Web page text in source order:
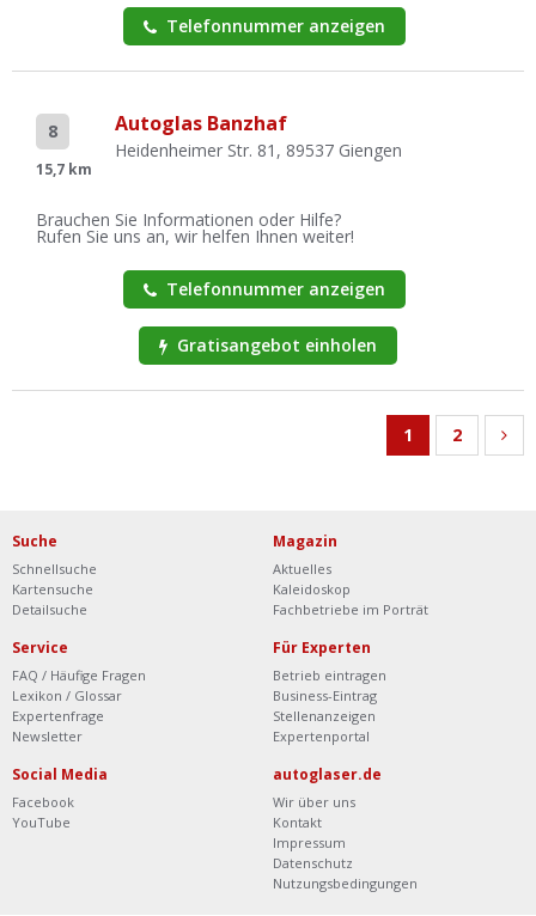
Telefonnummer anzeigen
8
15,7 km
Autoglas Banzhaf
Heidenheimer Str. 81, 89537 Giengen
Brauchen Sie Informationen oder Hilfe?
Rufen Sie uns an, wir helfen Ihnen weiter!
Telefonnummer anzeigen
Gratisangebot einholen
1 2
Suche
Schnellsuche
Kartensuche
Detailsuche
Magazin
Aktuelles
Kaleidoskop
Fachbetriebe im Porträt
Service
FAQ / Häufige Fragen
Lexikon / Glossar
Expertenfrage
Newsletter
Für Experten
Betrieb eintragen
Business-Eintrag
Stellenanzeigen
Expertenportal
Social Media
Facebook
YouTube
autoglaser.de
Wir über uns
Kontakt
Impressum
Datenschutz
Nutzungsbedingungen